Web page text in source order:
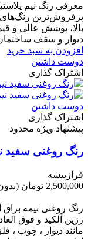
معرفی رنگ نیم
پرفروش‌ترین رنگ‌های
بالا، پوشش عالی و
دیوار و سقف
افزودن به سبد خرید
دوست داشتن
اشتراک گذاری
دوست داشتن
اشتراک گذاری
پیشنهاد ویژه محدود
رنگ روغنی سفید نیمه براق
فرازپیشه
2,500,000 تومان
رنگ روغنی نیمه براق
رزین آلکید و فوق
مانند دیوار ، چوب ،